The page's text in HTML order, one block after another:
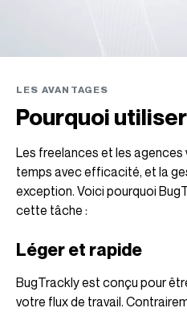
LES AVANTAGES
Pourquoi utiliser
Les freelances et les agences
temps avec efficacité, et la
exception. Voici pourquoi
cette tâche :
Léger et rapide
BugTrackly est conçu pour
votre flux de travail.